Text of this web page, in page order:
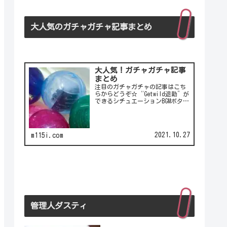
大人気のガチャガチャ記事まとめ
大人気！ガチャガチャ記事
まとめ
注目のガチャガチャの記事はこち
らからどうぞ☆“Getwild退勤”が
できるシチュエーションBGMボタ
m115i.com 2021.10.27
管理人ダスティ